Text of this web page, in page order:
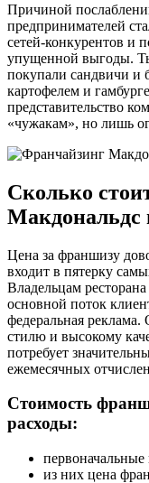
Причиной
предпринимателей
сетей-конкурентов и
упущенной выгоды.
покупали сандвичи и
картофелем и
представительство
«чужакам», но лишь
Сколько
Макдональдс
Цена за франшизу
входит в пятерку
Владельцам
основной поток
федеральная реклама.
стилю и высокому
потребует
ежемесячных
Стоимость
расходы:
из них цена